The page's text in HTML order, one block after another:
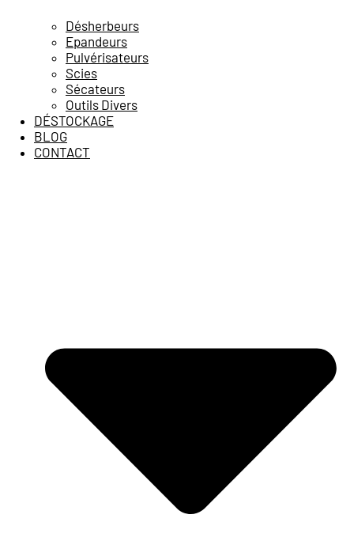
Désherbeurs
Epandeurs
Pulvérisateurs
Scies
Sécateurs
Outils Divers
DÉSTOCKAGE
BLOG
CONTACT